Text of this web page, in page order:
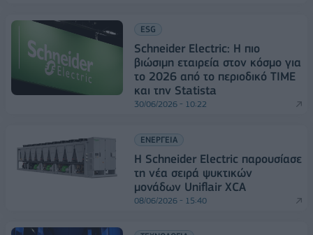
ESG
Schneider Electric: Η πιο
βιώσιμη εταιρεία στον κόσμο για
το 2026 από το περιοδικό TIME
και την Statista
30/06/2026 - 10:22
ΕΝΕΡΓΕΙΑ
Η Schneider Electric παρουσίασε
τη νέα σειρά ψυκτικών
μονάδων Uniflair XCA
08/06/2026 - 15:40